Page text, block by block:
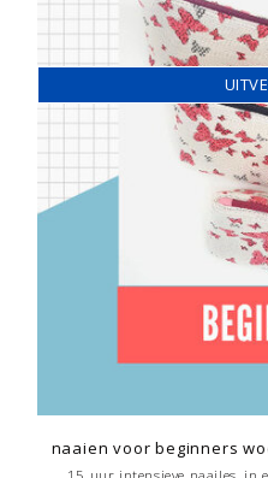
naaien voor beginners